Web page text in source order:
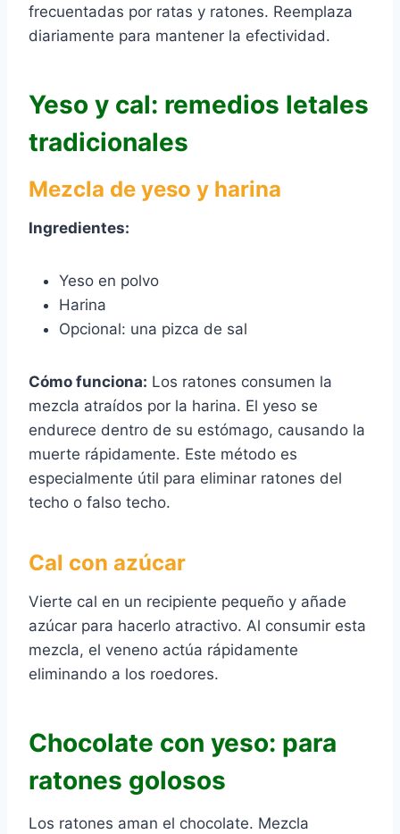
frecuentadas por ratas y ratones. Reemplaza
diariamente para mantener la efectividad.
Yeso y cal: remedios letales
tradicionales
Mezcla de yeso y harina
Ingredientes:
Yeso en polvo
Harina
Opcional: una pizca de sal
Cómo funciona: Los ratones consumen la
mezcla atraídos por la harina. El yeso se
endurece dentro de su estómago, causando la
muerte rápidamente. Este método es
especialmente útil para eliminar ratones del
techo o falso techo.
Cal con azúcar
Vierte cal en un recipiente pequeño y añade
azúcar para hacerlo atractivo. Al consumir esta
mezcla, el veneno actúa rápidamente
eliminando a los roedores.
Chocolate con yeso: para
ratones golosos
Los ratones aman el chocolate. Mezcla